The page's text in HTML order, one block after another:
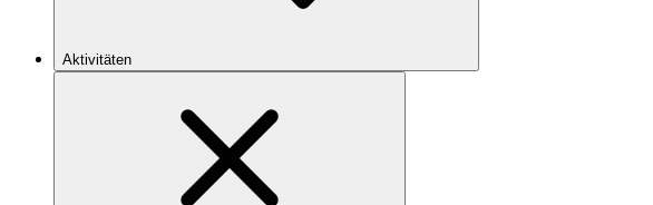
Aktivitäten